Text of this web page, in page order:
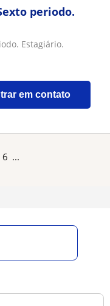
periodo.
Estagiário.
em contato
6 ...